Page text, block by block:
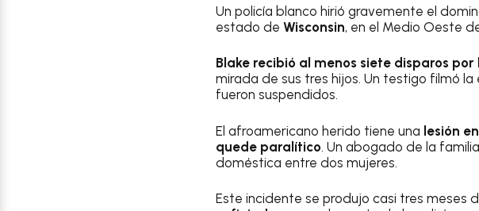
Un policía blanco hirió gravemente el
estado de Wisconsin, en el Medio Oeste
Blake recibió al menos siete disparos
mirada de sus tres hijos. Un testigo filmó
fueron suspendidos.
El afroamericano herido tiene una lesión
quede paralítico. Un abogado de la
doméstica entre dos mujeres.
Este incidente se produjo casi tres meses